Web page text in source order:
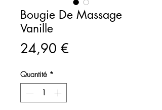
Bougie De Massage
Vanille
24,90 €
Quantité *